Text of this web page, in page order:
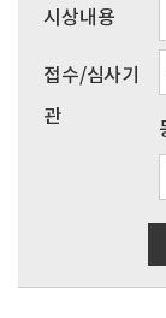
시상내용
접수/심사기
관